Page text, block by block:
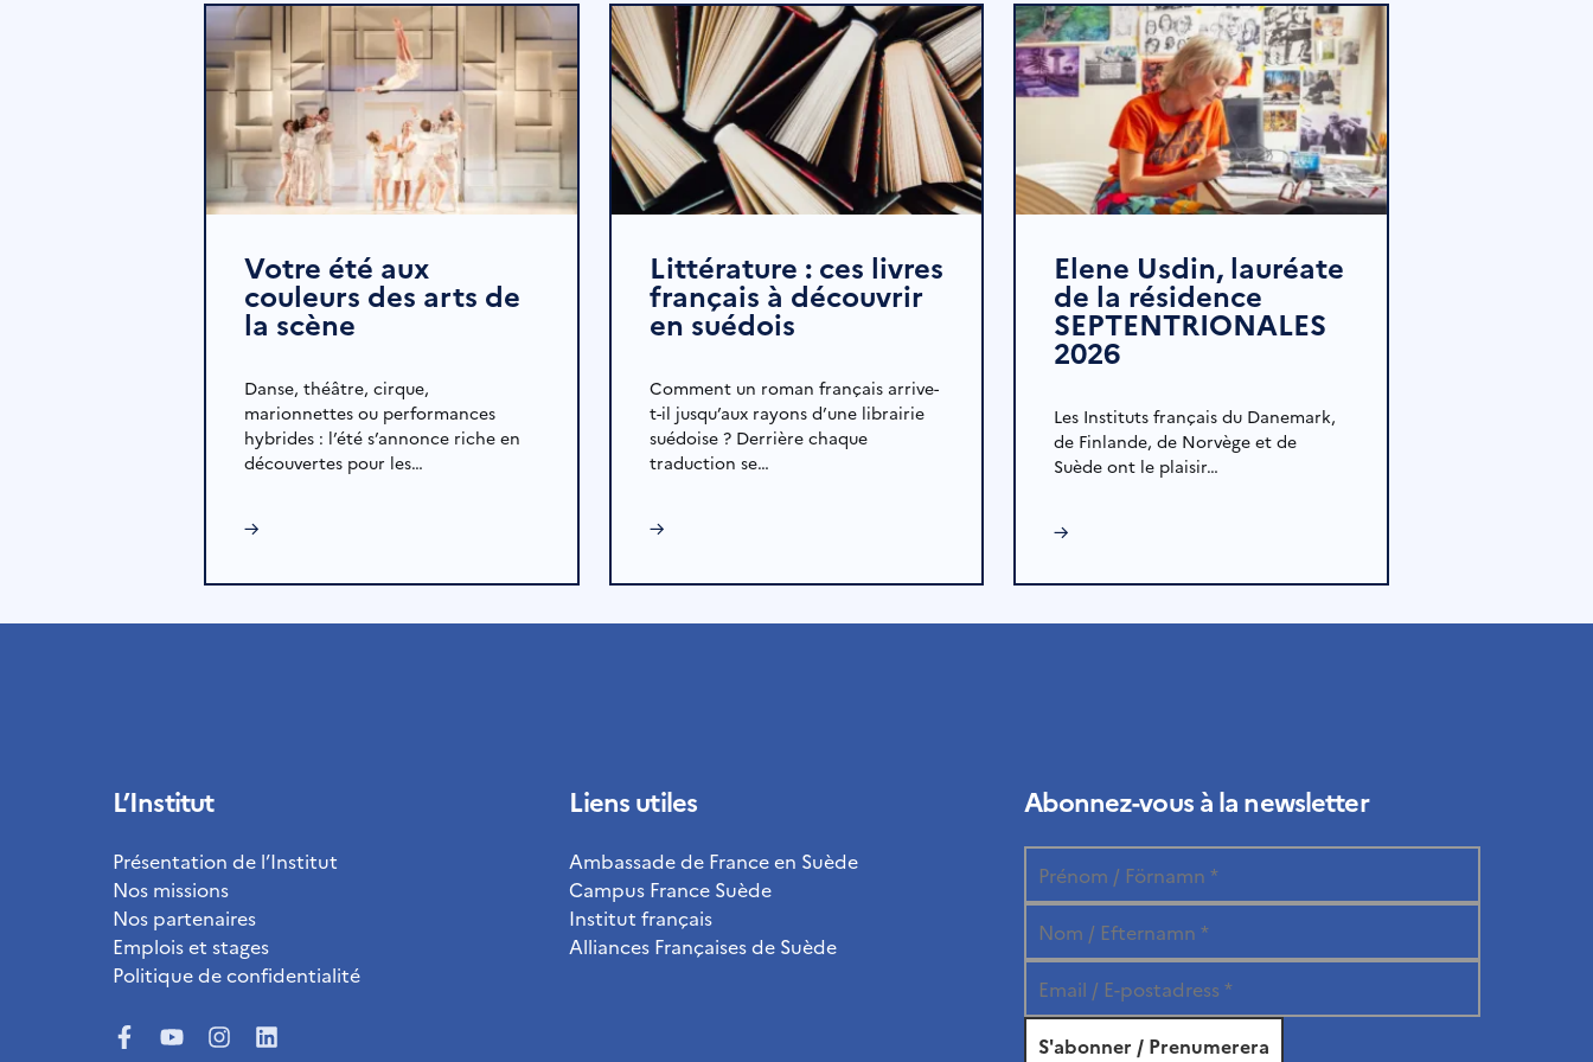
Votre été aux
couleurs des arts de
la scène
Danse, théâtre, cirque,
marionnettes ou performances
hybrides : l’été s’annonce riche en
découvertes pour les…
→
Littérature : ces livres
français à découvrir
en suédois
Comment un roman français arrive-
t-il jusqu’aux rayons d’une librairie
suédoise ? Derrière chaque
traduction se…
→
Elene Usdin, lauréate
de la résidence
SEPTENTRIONALES
2026
Les Instituts français du Danemark,
de Finlande, de Norvège et de
Suède ont le plaisir…
→
L’Institut
Présentation de l’Institut
Nos missions
Nos partenaires
Emplois et stages
Politique de confidentialité
Liens utiles
Ambassade de France en Suède
Campus France Suède
Institut français
Alliances Françaises de Suède
Abonnez-vous à la newsletter